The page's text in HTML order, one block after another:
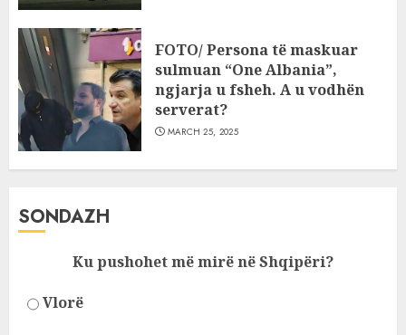
FOTO/ Persona të maskuar
sulmuan “One Albania”,
ngjarja u fsheh. A u vodhën
serverat?
MARCH 25, 2025
SONDAZH
Ku pushohet më mirë në Shqipëri?
Vlorë